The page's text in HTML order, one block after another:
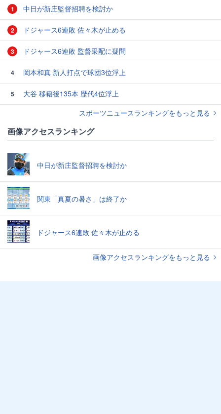
1 中日が新庄監督招聘を検討か
2 ドジャース6連敗 佐々木が止める
3 ドジャース6連敗 監督采配に疑問
4 岡本和真 新人打点で球団3位浮上
5
大谷 移籍後135本 歴代4位浮上
スポーツニュースランキングをもっと見る
画像アクセスランキング
中日が新庄監督招聘を検討か
関東「真夏の暑さ」は終了か
ドジャース6連敗 佐々木が止める
画像アクセスランキングをもっと見る